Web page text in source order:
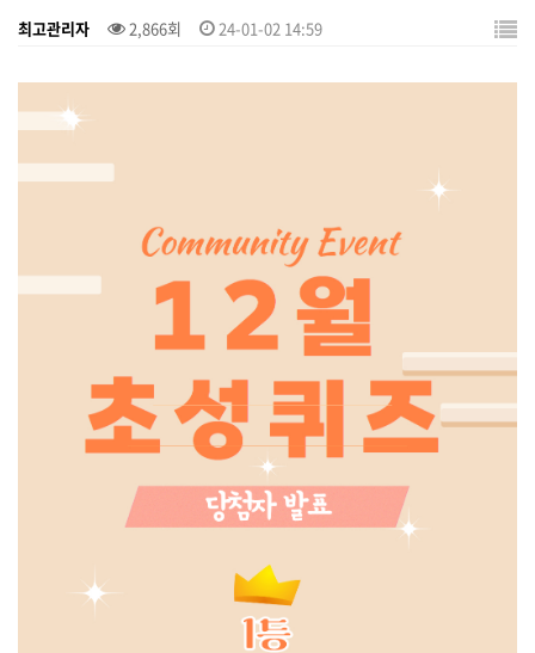
최고관리자 2,866회 24-01-02 14:59